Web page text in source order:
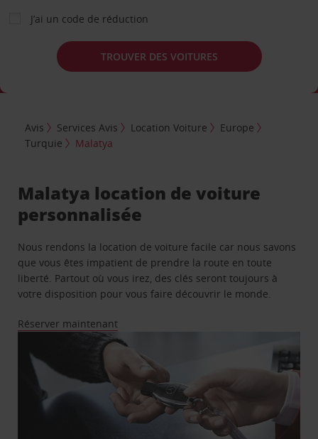
J’ai un code de réduction
TROUVER DES VOITURES
Avis Services Avis Location Voiture
Europe
Turquie
Malatya
Malatya location de voiture
personnalisée
Nous rendons la location de voiture facile car nous savons
que vous êtes impatient de prendre la route en toute
liberté. Partout où vous irez, des clés seront toujours à
votre disposition pour vous faire découvrir le monde.
Réserver maintenant